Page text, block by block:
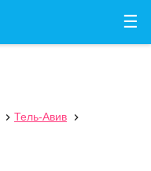
☰
 Тель-Авив
